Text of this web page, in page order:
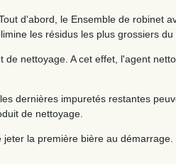
d'abord, le Ensemble de robinet
les résidus les plus grossiers du
nettoyage. A cet effet, l'agent
dernières impuretés restantes
de nettoyage.
la première bière au